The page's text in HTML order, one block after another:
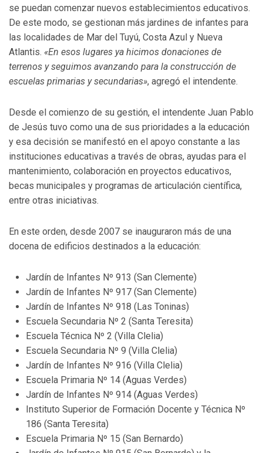
se puedan comenzar nuevos establecimientos educativos.
De este modo, se gestionan más jardines de infantes para
las localidades de Mar del Tuyú, Costa Azul y Nueva
Atlantis. «En esos lugares ya hicimos donaciones de
terrenos y seguimos avanzando para la construcción de
escuelas primarias y secundarias», agregó el intendente.
Desde el comienzo de su gestión, el intendente Juan Pablo
de Jesús tuvo como una de sus prioridades a la educación
y esa decisión se manifestó en el apoyo constante a las
instituciones educativas a través de obras, ayudas para el
mantenimiento, colaboración en proyectos educativos,
becas municipales y programas de articulación científica,
entre otras iniciativas.
En este orden, desde 2007 se inauguraron más de una
docena de edificios destinados a la educación:
Jardín de Infantes Nº 913 (San Clemente)
Jardín de Infantes Nº 917 (San Clemente)
Jardín de Infantes Nº 918 (Las Toninas)
Escuela Secundaria Nº 2 (Santa Teresita)
Escuela Técnica Nº 2 (Villa Clelia)
Escuela Secundaria Nº 9 (Villa Clelia)
Jardín de Infantes Nº 916 (Villa Clelia)
Escuela Primaria Nº 14 (Aguas Verdes)
Jardín de Infantes Nº 914 (Aguas Verdes)
Instituto Superior de Formación Docente y Técnica Nº
186 (Santa Teresita)
Escuela Primaria Nº 15 (San Bernardo)